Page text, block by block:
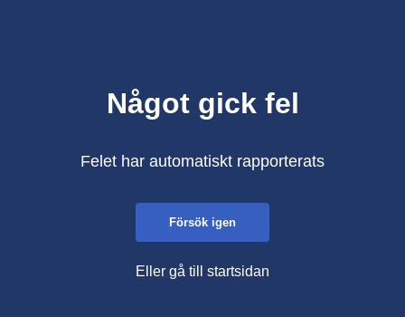
Något gick fel
Felet har automatiskt rapporterats
Försök igen
Eller gå till startsidan